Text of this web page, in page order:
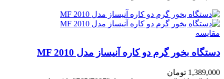
مقایسه
دستگاه بخور گرم دو کاره آنیساز مدل MF 2010
1,389,000 تومان